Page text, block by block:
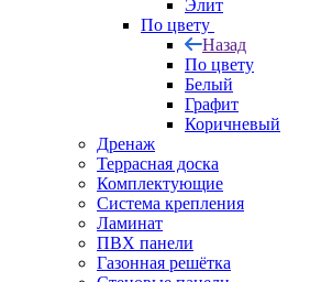
Элит
По цвету
Назад
По цвету
Белый
Графит
Коричневый
Дренаж
Террасная доска
Комплектующие
Система крепления
Ламинат
ПВХ панели
Газонная решётка